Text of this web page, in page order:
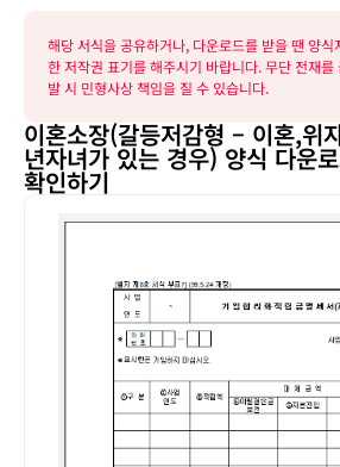
해당 서식을 공유하거나, 다운로드를 받을 땐 양식
한 저작권 표기를 해주시기 바랍니다. 무단 전재를
발 시 민형사상 책임을 질 수 있습니다.
이혼소장(갈등저감형 – 이혼,위
년자녀가 있는 경우) 양식 다운
확인하기